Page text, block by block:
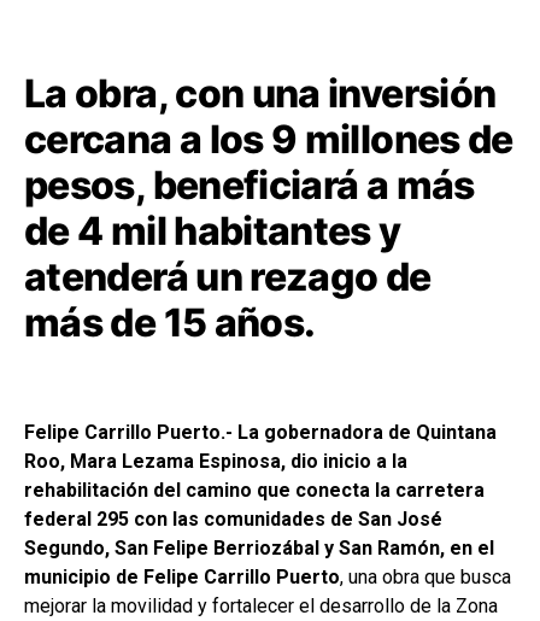
La obra, con una inversión
cercana a los 9 millones de
pesos, beneficiará a más
de 4 mil habitantes y
atenderá un rezago de
más de 15 años.
Felipe Carrillo Puerto.- La gobernadora de Quintana
Roo, Mara Lezama Espinosa, dio inicio a la
rehabilitación del camino que conecta la carretera
federal 295 con las comunidades de San José
Segundo, San Felipe Berriozábal y San Ramón, en el
municipio de Felipe Carrillo Puerto, una obra que busca
mejorar la movilidad y fortalecer el desarrollo de la Zona